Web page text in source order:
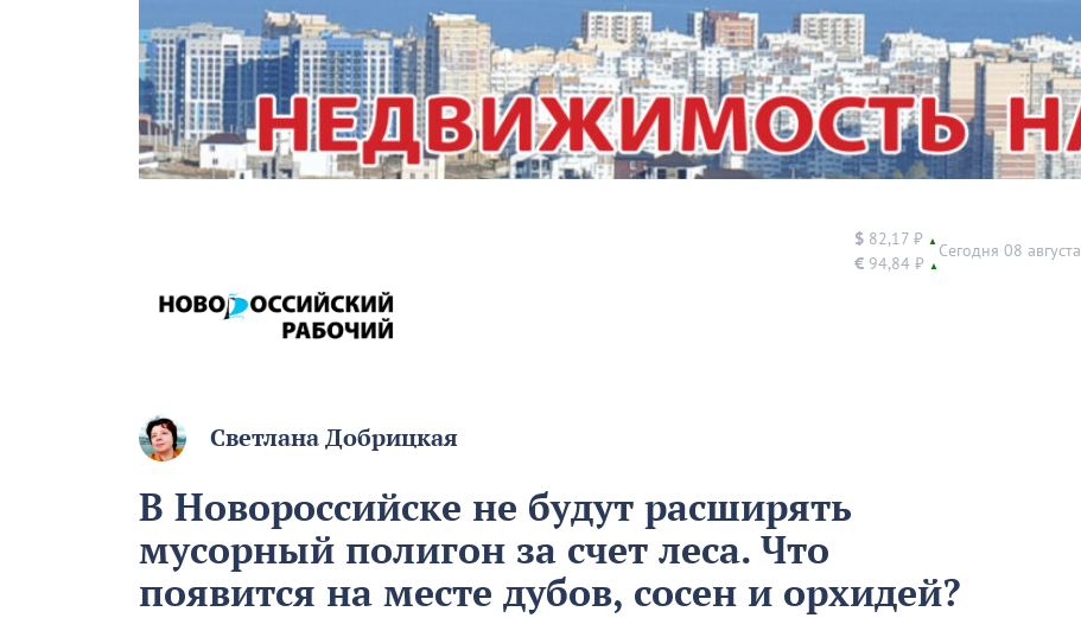
$ 82,17 ₽ ▲
€ 94,84 ₽ ▲
Сегодня 08 августа
Светлана Добрицкая
В Новороссийске не будут расширять
мусорный полигон за счет леса. Что
появится на месте дубов, сосен и орхидей?